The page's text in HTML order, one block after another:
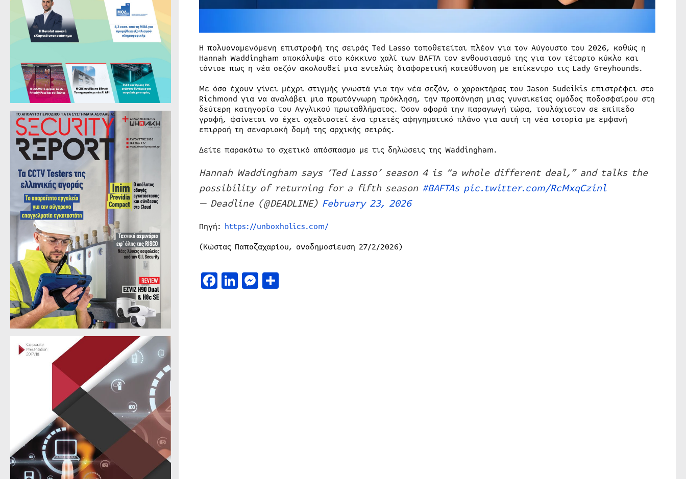
Η πολυαναμενόμενη επιστροφή της σειράς Ted Lasso τοποθετείται πλέον για τον Αύγουστο του 2026, καθώς η
Hannah Waddingham αποκάλυψε στο κόκκινο χαλί των BAFTA τον ενθουσιασμό της για τον τέταρτο κύκλο και
τόνισε πως η νέα σεζόν ακολουθεί μια εντελώς διαφορετική κατεύθυνση με επίκεντρο τις Lady Greyhounds.
Με όσα έχουν γίνει μέχρι στιγμής γνωστά για την νέα σεζόν, ο χαρακτήρας του Jason Sudeikis επιστρέφει στο
Richmond για να αναλάβει μια πρωτόγνωρη πρόκληση, την προπόνηση μιας γυναικείας ομάδας ποδοσφαίρου στη
δεύτερη κατηγορία του Αγγλικού πρωταθλήματος. Όσον αφορά την παραγωγή τώρα, τουλάχιστον σε επίπεδο
γραφή, φαίνεται να έχει σχεδιαστεί ένα τριετές αφηγηματικό πλάνο για αυτή τη νέα ιστορία με εμφανή
επιρροή τη σεναριακή δομή της αρχικής σειράς.
Δείτε παρακάτω το σχετικό απόσπασμα με τις δηλώσεις της Waddingham.
Hannah Waddingham says ‘Ted Lasso’ season 4 is “a whole different deal,” and talks the
possibility of returning for a fifth season #BAFTAs pic.twitter.com/RcMxqCzinl
— Deadline (@DEADLINE) February 23, 2026
Πηγή: https://unboxholics.com/
(Κώστας Παπαζαχαρίου, αναδημοσίευση 27/2/2026)
Facebook
LinkedIn
Messenger
Μοιραστείτε